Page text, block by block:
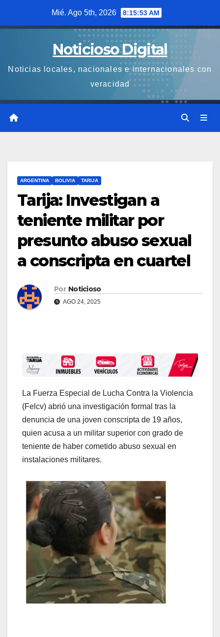
Mié. Ago 5th, 2026 8:15:54 AM
Noticioso Digital
Noticias locales, nacionales e internacionales con
veracidad
ARGENTINA BOLIVIA TARIJA
Tarija: Investigan a
teniente militar por
presunto abuso sexual
a conscripta en cuartel
Por Noticioso
AGO 24, 2025
La Fuerza Especial de Lucha Contra la Violencia
(Felcv) abrió una investigación formal tras la
denuncia de una joven conscripta de 19 años,
quien acusa a un militar superior con grado de
teniente de haber cometido abuso sexual en
instalaciones militares.